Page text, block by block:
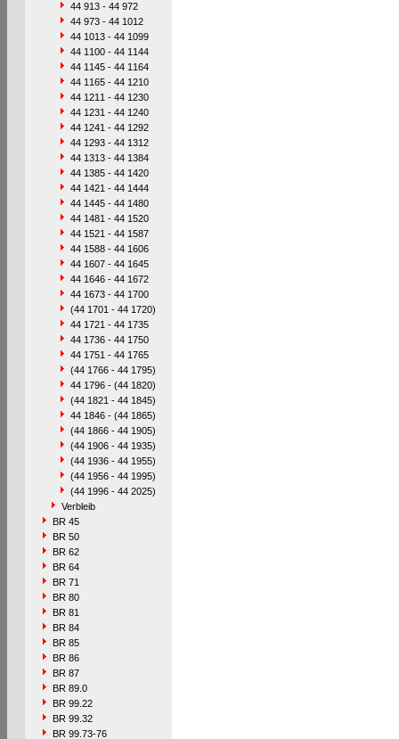
44 913 - 44 972
44 973 - 44 1012
44 1013 - 44 1099
44 1100 - 44 1144
44 1145 - 44 1164
44 1165 - 44 1210
44 1211 - 44 1230
44 1231 - 44 1240
44 1241 - 44 1292
44 1293 - 44 1312
44 1313 - 44 1384
44 1385 - 44 1420
44 1421 - 44 1444
44 1445 - 44 1480
44 1481 - 44 1520
44 1521 - 44 1587
44 1588 - 44 1606
44 1607 - 44 1645
44 1646 - 44 1672
44 1673 - 44 1700
(44 1701 - 44 1720)
44 1721 - 44 1735
44 1736 - 44 1750
44 1751 - 44 1765
(44 1766 - 44 1795)
44 1796 - (44 1820)
(44 1821 - 44 1845)
44 1846 - (44 1865)
(44 1866 - 44 1905)
(44 1906 - 44 1935)
(44 1936 - 44 1955)
(44 1956 - 44 1995)
(44 1996 - 44 2025)
Verbleib
BR 45
BR 50
BR 62
BR 64
BR 71
BR 80
BR 81
BR 84
BR 85
BR 86
BR 87
BR 89.0
BR 99.22
BR 99.32
BR 99.73-76